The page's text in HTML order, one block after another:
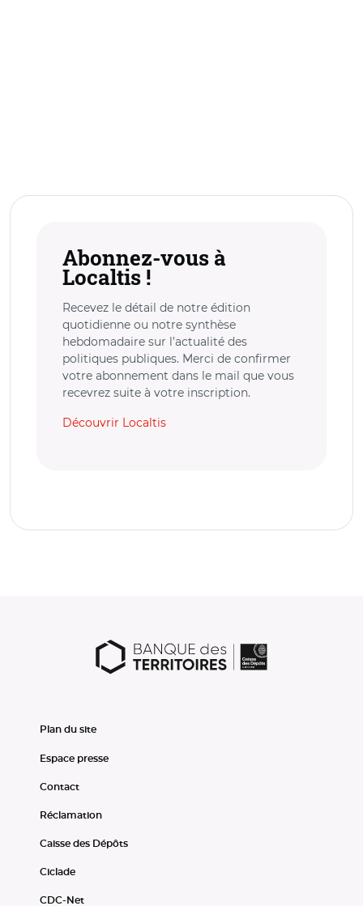
Abonnez-vous à
Localtis !
Recevez le détail de notre édition
quotidienne ou notre synthèse
hebdomadaire sur l’actualité des
politiques publiques. Merci de confirmer
votre abonnement dans le mail que vous
recevrez suite à votre inscription.
Découvrir Localtis
Plan du site
Espace presse
Contact
Réclamation
Caisse des Dépôts
Ciclade
CDC-Net